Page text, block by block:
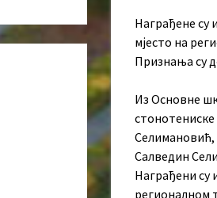
Награђене су
мјесто на
Признања су
Из Основне
Селимановић,
Салведин
Награђени су
регионалном